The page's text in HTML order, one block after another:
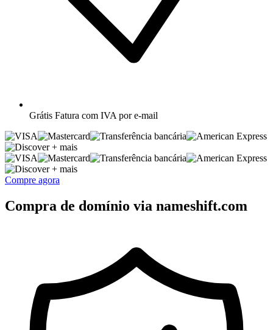
Grátis Fatura com IVA por e-mail
+ mais
+ mais
Compre agora
Compra de domínio via nameshift.com